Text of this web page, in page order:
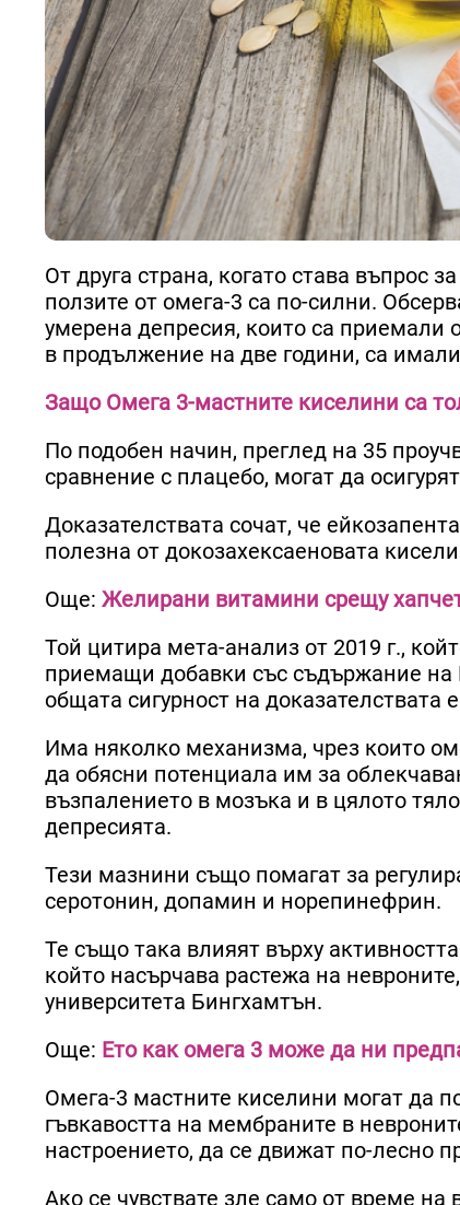
От друга страна, когато става въпрос
ползите от омега-3 са по-силни.
умерена депресия, които са приемали
в продължение на две години, са
Защо Омега 3-мастните киселини са
По подобен начин, преглед на 35
сравнение с плацебо, могат да
Доказателствата сочат, че
полезна от докозахексаеновата
Още: Желирани витамини срещу
Той цитира мета-анализ от 2019 г.,
приемащи добавки със съдържание на
общата сигурност на доказателствата
Има няколко механизма, чрез които
да обясни потенциала им за
възпалението в мозъка и в цялото
депресията.
Тези мазнини също помагат за
серотонин, допамин и норепинефрин.
Те също така влияят върху
който насърчава растежа на
университета Бингхамтън.
Още: Ето как омега 3 може да ни
Омега-3 мастните киселини могат да
гъвкавостта на мембраните в
настроението, да се движат по-лесно
Ако се чувствате зле само от време